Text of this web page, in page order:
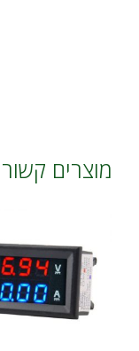
מוצרים